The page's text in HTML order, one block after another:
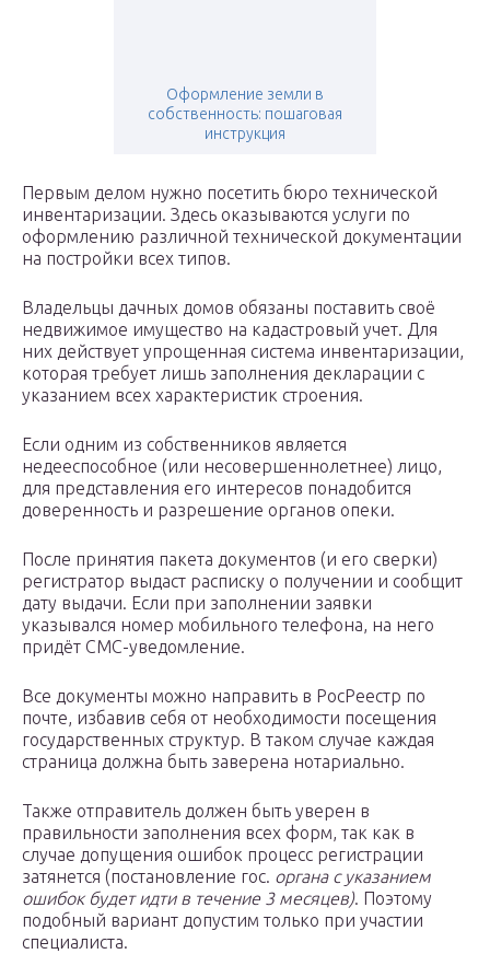
Оформление земли в
собственность: пошаговая
инструкция
Первым делом нужно посетить бюро технической
инвентаризации. Здесь оказываются услуги по
оформлению различной технической документации
на постройки всех типов.
Владельцы дачных домов обязаны поставить своё
недвижимое имущество на кадастровый учет. Для
них действует упрощенная система инвентаризации,
которая требует лишь заполнения декларации с
указанием всех характеристик строения.
Если одним из собственников является
недееспособное (или несовершеннолетнее) лицо,
для представления его интересов понадобится
доверенность и разрешение органов опеки.
После принятия пакета документов (и его сверки)
регистратор выдаст расписку о получении и сообщит
дату выдачи. Если при заполнении заявки
указывался номер мобильного телефона, на него
придёт СМС-уведомление.
Все документы можно направить в РосРеестр по
почте, избавив себя от необходимости посещения
государственных структур. В таком случае каждая
страница должна быть заверена нотариально.
Также отправитель должен быть уверен в
правильности заполнения всех форм, так как в
случае допущения ошибок процесс регистрации
затянется (постановление гос. органа с указанием
ошибок будет идти в течение 3 месяцев). Поэтому
подобный вариант допустим только при участии
специалиста.